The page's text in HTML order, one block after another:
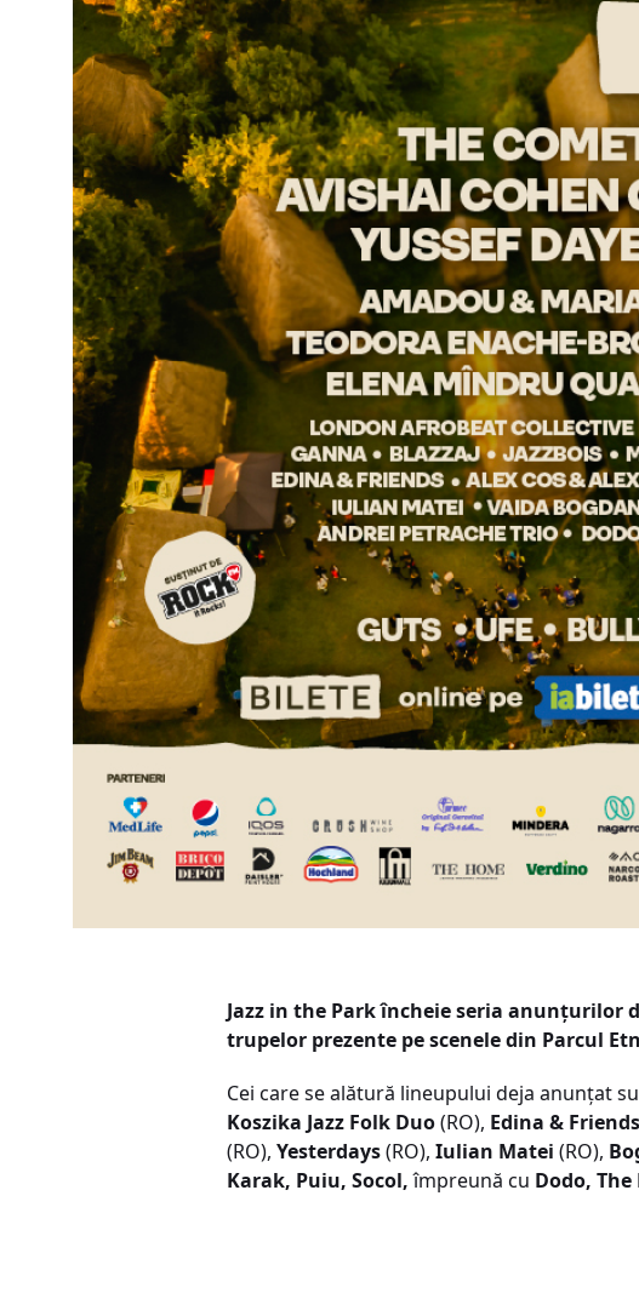
Jazz in the Park încheie seria
trupelor prezente pe scenele din Parcul
Cei care se alătură lineupului deja anunțat
Koszika Jazz Folk Duo(RO), Edina & Friends
(RO), Yesterdays(RO), Iulian Matei (RO),
Karak, Puiu, Socol,împreună cu Dodo, The